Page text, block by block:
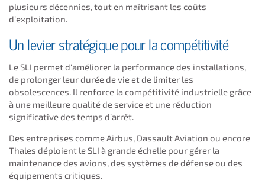
plusieurs décennies, tout en maîtrisant les coûts
d’exploitation.
Un levier stratégique pour la compétitivité
Le SLI permet d'améliorer la performance des installations,
de prolonger leur durée de vie et de limiter les
obsolescences. Il renforce la compétitivité industrielle grâce
à une meilleure qualité de service et une réduction
significative des temps d’arrêt.
Des entreprises comme Airbus, Dassault Aviation ou encore
Thales déploient le SLI à grande échelle pour gérer la
maintenance des avions, des systèmes de défense ou des
équipements critiques.